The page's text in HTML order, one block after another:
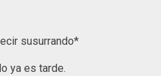
susurrando*
ya es tarde.